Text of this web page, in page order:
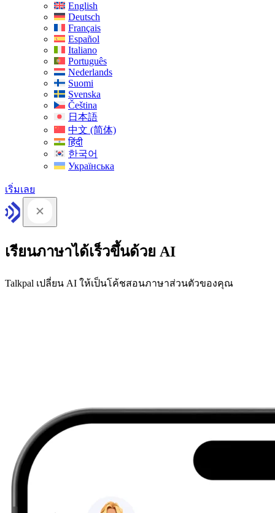
English
Deutsch
Français
Español
Italiano
Português
Nederlands
Suomi
Svenska
Čeština
日本語
中文 (简体)
हिंदी
한국어
Українська
เริ่มเลย
เรียนภาษาได้เร็วขึ้นด้วย AI
Talkpal เปลี่ยน AI ให้เป็นโค้ชสอนภาษาส่วนตัวของคุณ